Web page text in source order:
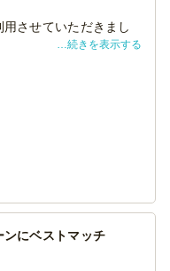
見しました。
おしぼりといった基本
いるので配分もしや
ったと思います。
ティ系の部分との相
」を用意してカバー
させていただきまし
してもらえました
てくださった方も9階
した。
小分けになっていた
ついろいろなお料理
が美味しかったので
続きを表示する
にベストマッチ